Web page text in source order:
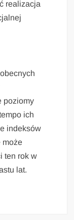
realizacja
poziomy
ich
indeksów
może
ten rok w
lat.